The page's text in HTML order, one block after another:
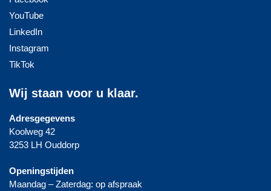
YouTube
LinkedIn
Instagram
TikTok
Wij staan voor u klaar.
Adresgegevens
Koolweg 42
3253 LH Ouddorp
Openingstijden
Maandag – Zaterdag: op afspraak